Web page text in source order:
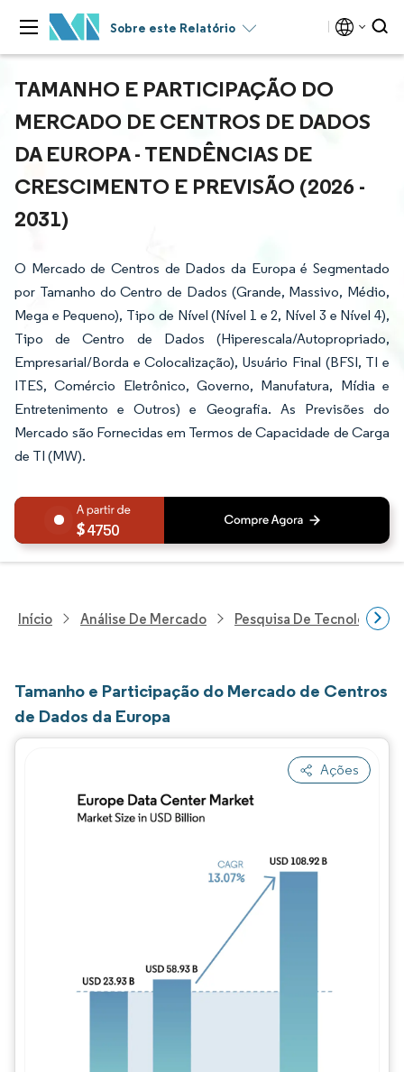
Sobre este Relatório
TAMANHO E PARTICIPAÇÃO DO
MERCADO DE CENTROS DE DADOS
DA EUROPA - TENDÊNCIAS DE
CRESCIMENTO E PREVISÃO (2026 -
2031)
O Mercado de Centros de Dados da Europa é Segmentado
por Tamanho do Centro de Dados (Grande, Massivo, Médio,
Mega e Pequeno), Tipo de Nível (Nível 1 e 2, Nível 3 e Nível 4),
Tipo de Centro de Dados (Hiperescala/Autopropriado,
Empresarial/Borda e Colocalização), Usuário Final (BFSI, TI e
ITES, Comércio Eletrônico, Governo, Manufatura, Mídia e
Entretenimento e Outros) e Geografia. As Previsões do
Mercado são Fornecidas em Termos de Capacidade de Carga
de TI (MW).
4750
Início Análise De Mercado Pesquisa De Tecnologia,
Tamanho e Participação do Mercado de Centros
de Dados da Europa
Ações
Imagem © Mordor Intelligence. O reuso